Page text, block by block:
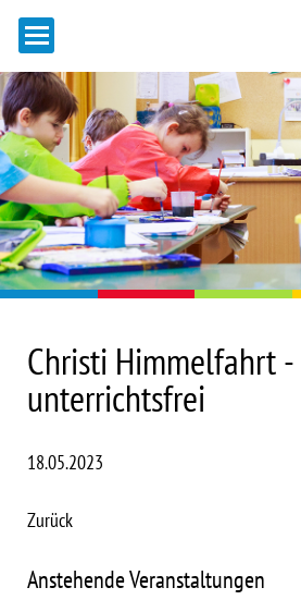
Christi Himmelfahrt -
unterrichtsfrei
18.05.2023
Zurück
Anstehende Veranstaltungen